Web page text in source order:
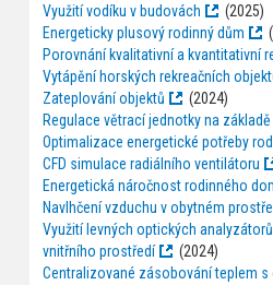
Využití vodíku v budovách
(2025)
Energeticky plusový rodinný dům
Porovnání kvalitativní a kvantitativní
Vytápění horských rekreačních
Zateplování objektů
(2024)
Regulace větrací jednotky na
Optimalizace energetické potřeby
CFD simulace radiálního ventilátoru
Energetická náročnost rodinného
Navlhčení vzduchu v obytném
Využití levných optických
vnitřního prostředí
(2024)
Centralizované zásobování teplem